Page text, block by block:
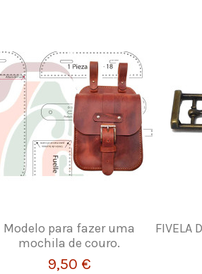
Modelo para fazer uma
mochila de couro.
9,50 €
FIVELA